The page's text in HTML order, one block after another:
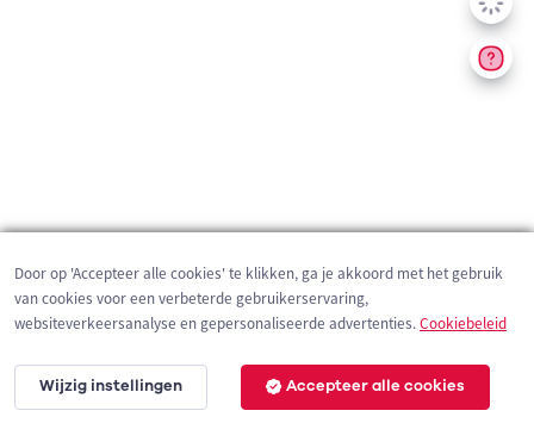
200 m
Door op 'Accepteer alle cookies' te klikken, ga je akkoord met het gebruik
van cookies voor een verbeterde gebruikerservaring,
websiteverkeersanalyse en gepersonaliseerde advertenties.Cookiebeleid
Wijzig instellingen Accepteer alle cookies